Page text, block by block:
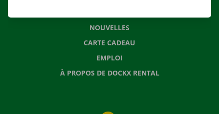
NOUVELLES
CARTE CADEAU
EMPLOI
À PROPOS DE DOCKX RENTAL